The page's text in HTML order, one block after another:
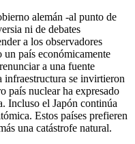
alemán -al punto de
ni de debates
a los observadores
un país económicamente
a una fuente
infraestructura se invirtieron
país nuclear ha expresado
Incluso el Japón continúa
Estos países prefieren
una catástrofe natural.